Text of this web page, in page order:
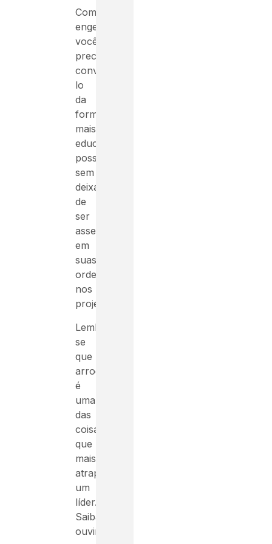
Como
engenheiro,
você
precisa
convencê-
lo
da
forma
mais
educada
possível,
sem
deixar
de
ser
assertivo
em
suas
ordens
nos
projetos.
Lembre-
se
que
arrogância
é
uma
das
coisas
que
mais
atrapalham
um
líder.
Saiba
ouvir